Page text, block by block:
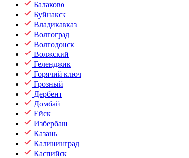
Балаково
Буйнакск
Владикавказ
Волгоград
Волгодонск
Волжский
Геленджик
Горячий ключ
Грозный
Дербент
Домбай
Ейск
Избербаш
Казань
Калининград
Каспийск